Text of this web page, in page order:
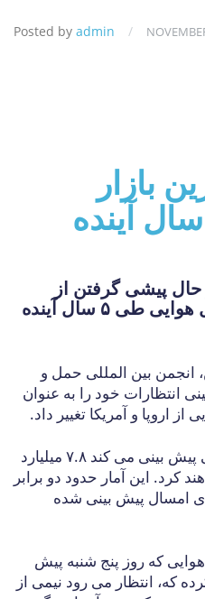
Posted by admin /
بازار
پیشی گرفتن از
آمریکا در بازار حمل و نقل هوایی طی ۵ سال آینده
انجمن بین المللی حمل و
انتظارات خود را به عنوان
اروپا و آمریکا تغییر داد.
گروه صنعت ایرلاین های جهانی پیش بینی می کند ۷.۸ میلیارد
سفر خواهند کرد. این آمار حدود دو برابر
امسال پیش بینی شده
که روز پنج شنبه پیش
که، انتظار می رود نیمی از